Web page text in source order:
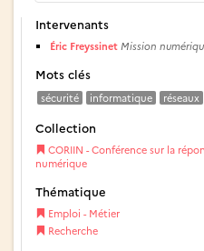
Intervenants
Éric Freyssinet Mission
Mots clés
sécurité informatique réseaux
Collection
CORIIN - Conférence sur la
numérique
Thématique
Emploi - Métier
Recherche